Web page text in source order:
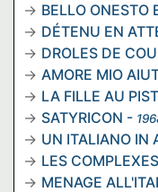
BELLO ONESTO
DÉTENU EN
DROLES DE
AMORE MIO
LA FILLE AU
SATYRICON -
UN ITALIANO IN
LES COMPLEXES
MENAGE